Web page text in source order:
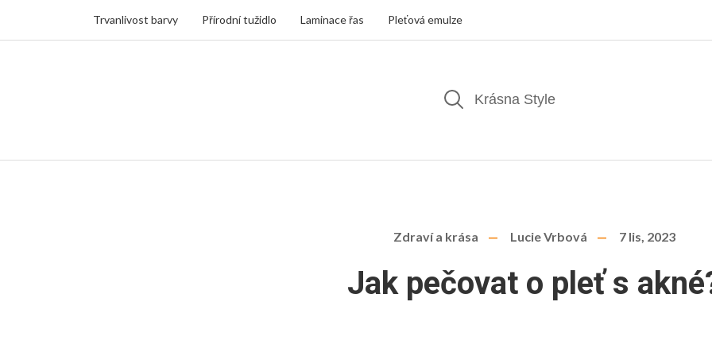
Trvanlivost barvy Přírodní tužidlo Laminace řas Pleťová emulze
Zdraví a krása Lucie Vrbová 7 lis, 2023
Jak pečovat o pleť s